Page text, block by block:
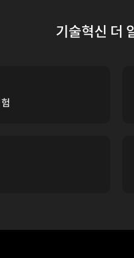
기술혁신 더